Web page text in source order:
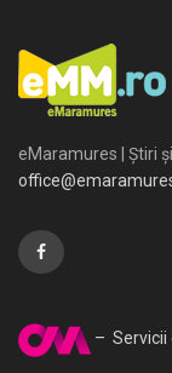
eMaramures | Știri
– Servicii